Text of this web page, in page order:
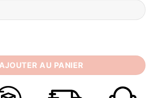
Mariée Champêtre Chic
AJOUTER AU PANIER